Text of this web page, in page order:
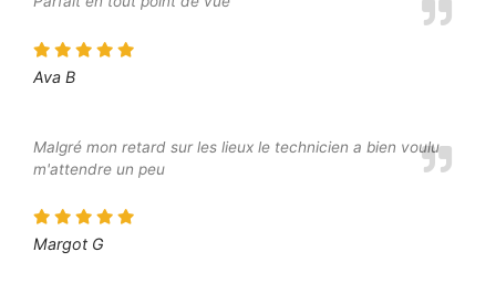
Ava B
Malgré mon retard sur les lieux le technicien a bien voulu
m'attendre un peu
Margot G